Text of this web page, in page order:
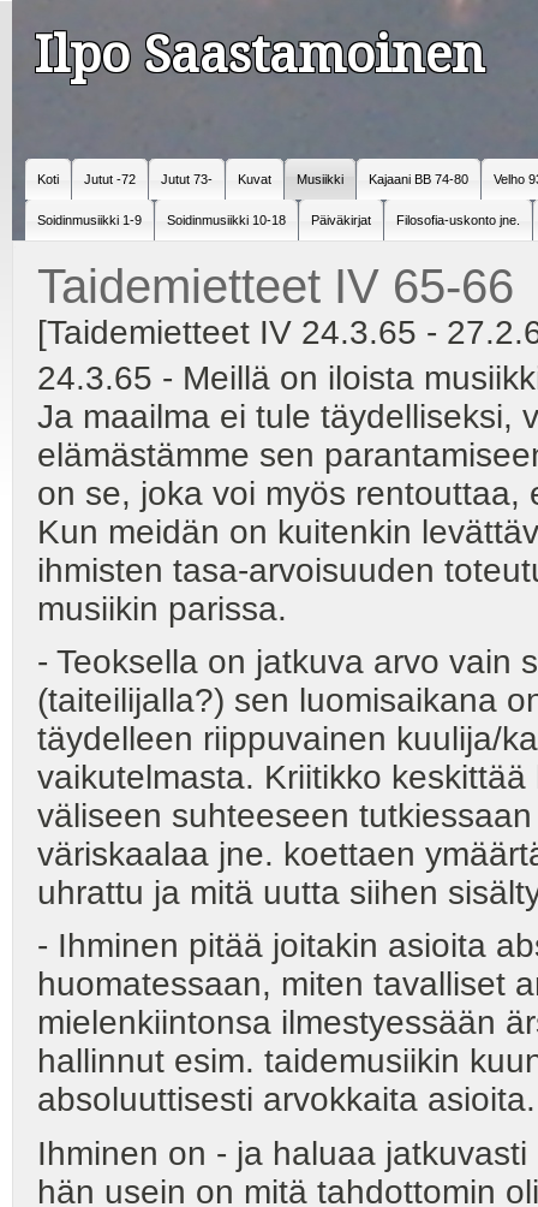
Ilpo Saastamoinen
Koti Jutut -72 Jutut 73- Kuvat Musiikki Kajaani BB 74-80 Velho
Soidinmusiikki 1-9 Soidinmusiikki 10-18 Päiväkirjat Filosofia-uskonto jne.
Taidemietteet IV 65-66
[Taidemietteet IV 24.3.65 -
24.3.65 - Meillä on iloista
Ja maailma ei tule täydelliseksi,
elämästämme sen
on se, joka voi myös
Kun meidän on kuitenkin
ihmisten tasa-arvoisuuden
musiikin parissa.
- Teoksella on jatkuva arvo vain
(taiteilijalla?) sen luomisaikana
täydelleen riippuvainen kuulija/
vaikutelmasta. Kriitikko
väliseen suhteeseen
väriskaalaa jne. koettaen
uhrattu ja mitä uutta siihen
- Ihminen pitää joitakin asioita
huomatessaan, miten tavalliset
mielenkiintonsa ilmestyessään
hallinnut esim. taidemusiikin
absoluuttisesti arvokkaita asioita.
Ihminen on - ja haluaa
hän usein on mitä tahdottomin